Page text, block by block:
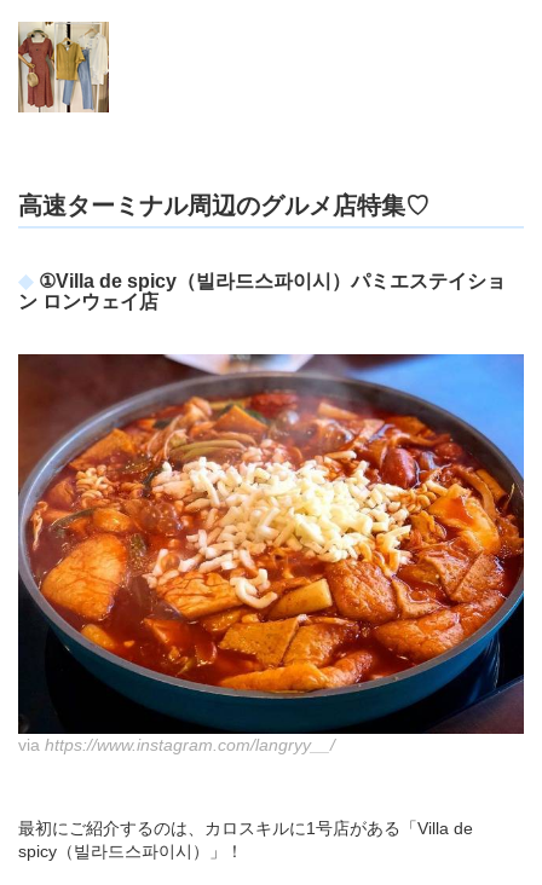
高速ターミナル周辺のグルメ店特集♡
①Villa de spicy（빌라드스파이시）パミエステイショ
ン ロンウェイ店
via https://www.instagram.com/langryy__/
最初にご紹介するのは、カロスキルに1号店がある「Villa de
spicy（빌라드스파이시）」！